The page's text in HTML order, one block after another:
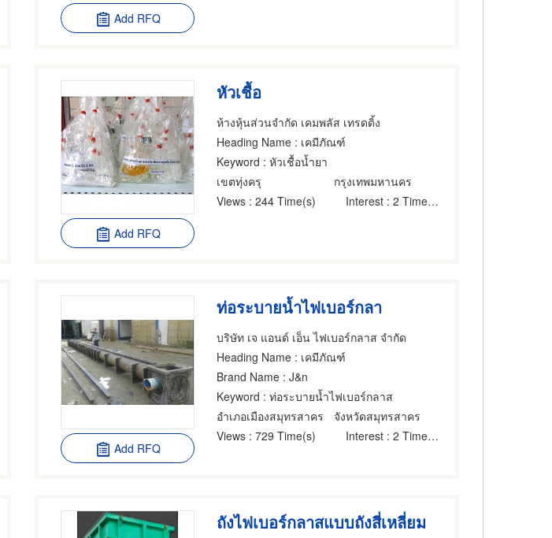
Add RFQ
Add RFQ
หัวเชื้อ
ห้างหุ้นส่วนจำกัด เคมพลัส เทรดดิ้ง
Heading Name : เคมีภัณฑ์
Keyword : หัวเชื้อน้ำยา
เขตทุ่งครุ
กรุงเทพมหานคร
Views : 244 Time(s) Interest : 2 Time(s)
Add RFQ
ท่อระบายน้ำไฟเบอร์กลา
บริษัท เจ แอนด์ เอ็น ไฟเบอร์กลาส จำกัด
Heading Name : เคมีภัณฑ์
Brand Name : J&n
Keyword : ท่อระบายน้ำไฟเบอร์กลาส
อำเภอเมืองสมุทรสาคร
จังหวัดสมุทรสาคร
Views : 729 Time(s) Interest : 2 Time(s)
ถังไฟเบอร์กลาสแบบถังสี่เหลี่ยม